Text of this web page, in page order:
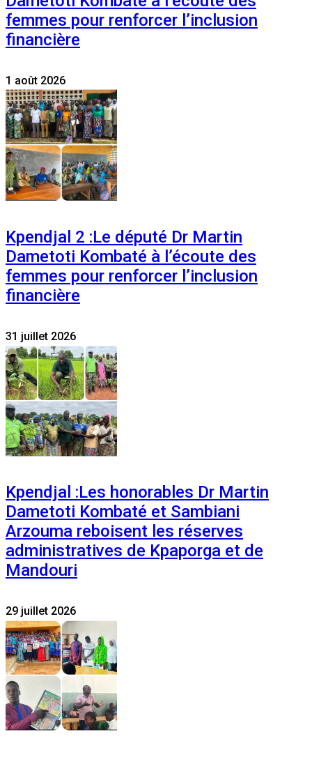
femmes pour renforcer l’inclusion
financière
1 août 2026
Kpendjal 2 :Le député Dr Martin
Dametoti Kombaté à l’écoute des
femmes pour renforcer l’inclusion
financière
31 juillet 2026
Kpendjal :Les honorables Dr Martin
Dametoti Kombaté et Sambiani
Arzouma reboisent les réserves
administratives de Kpaporga et de
Mandouri
29 juillet 2026